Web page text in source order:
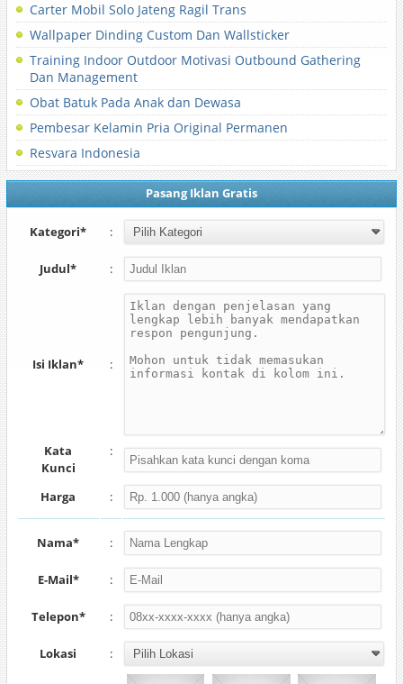
Carter Mobil Solo Jateng Ragil Trans
Wallpaper Dinding Custom Dan Wallsticker
Training Indoor Outdoor Motivasi Outbound Gathering
Dan Management
Obat Batuk Pada Anak dan Dewasa
Pembesar Kelamin Pria Original Permanen
Resvara Indonesia
Pasang Iklan Gratis
Kategori* :
Judul* :
Isi Iklan* :
Kata
Kunci
:
Harga :
Nama* :
E-Mail* :
Telepon* :
Lokasi :